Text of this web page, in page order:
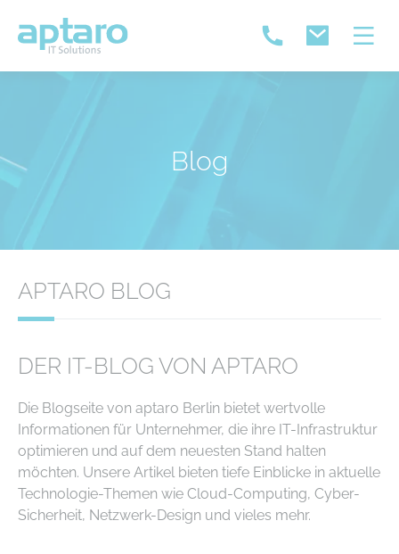
Blog
APTARO BLOG
DER IT-BLOG VON APTARO
Die Blogseite von aptaro Berlin bietet wertvolle
Informationen für Unternehmer, die ihre IT-Infrastruktur
optimieren und auf dem neuesten Stand halten
möchten. Unsere Artikel bieten tiefe Einblicke in aktuelle
Technologie-Themen wie Cloud-Computing, Cyber-
Sicherheit, Netzwerk-Design und vieles mehr.